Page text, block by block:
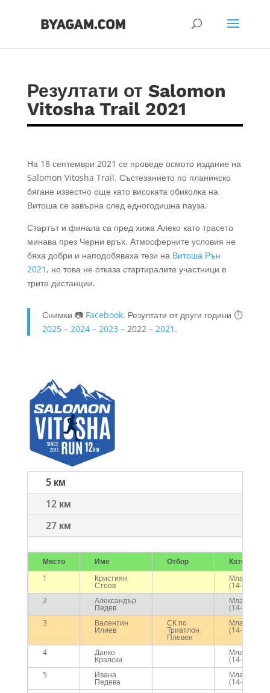
Резултати от Salomon
Vitosha Trail 2021
На 18 септември 2021 се проведе осмото издание на
Salomon Vitosha Trail. Състезанието по планинско
бягане известно още като високата обиколка на
Витоша се завърна след едногодишна пауза.
Стартът и финала са пред хижа Алеко като трасето
минава през Черни връх. Атмосферните условия не
бяха добри и наподобяваха тези на Витоша Рън
2021 , но това не отказа стартиралите участници в
трите дистанции.
Снимки 📷 Facebook. Резултати от други години ⏱️
2025– 2024– 2023 – 2022 – 2021 .
5 км
12 км
27 км
Място Име Отбор
Категория
1
Кристиян
Стоев
Младежи
(14-18)
2
Александър
Педев
Младежи
(14-18)
3
Валентин
Илиев
СК по
Триатлон
Плевен
Младежи
(14-18)
4 Данко
Кралски
Младежи
(14-18)
5
Ивана
Педева
Младежи
(14-18)